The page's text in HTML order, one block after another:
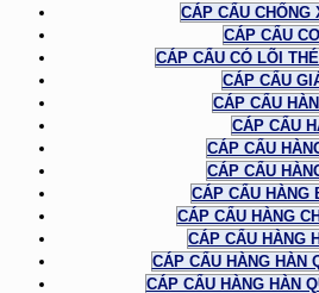
CÁP CẨU CHỐNG
CÁP CẨU
CÁP CẨU CÓ LÕI
CÁP CẨU
CÁP CẨU
CÁP CẨU
CÁP CẨU
CÁP CẨU
CÁP CẨU HÀNG
CÁP CẨU HÀNG
CÁP CẨU HÀNG
CÁP CẨU HÀNG HÀN
CÁP CẨU HÀNG HÀN